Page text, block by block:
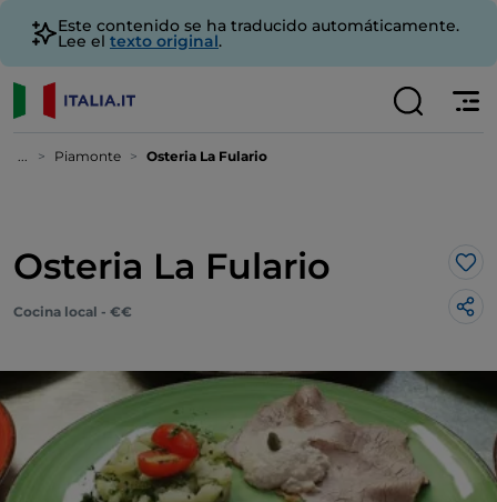
Este contenido se ha traducido automáticamente.
Lee el texto original.
... Piamonte Osteria La Fulario
Osteria La Fulario Me
Cocina local - €€